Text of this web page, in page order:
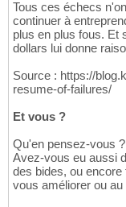
Tous ces échecs
continuer à
plus en plus fous. Et
dollars lui donne
Source : https://
resume-of-failures/
Et vous ?
Qu'en pensez-vous ?
Avez-vous eu aussi
des bides, ou
vous améliorer ou